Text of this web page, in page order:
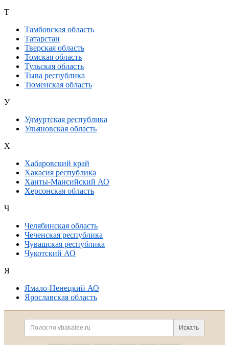
Т
Тамбовская область
Татарстан
Тверская область
Томская область
Тульская область
Тыва республика
Тюменская область
У
Удмуртская республика
Ульяновская область
Х
Хабаровский край
Хакасия республика
Ханты-Мансийский АО
Херсонская область
Ч
Челябинская область
Чеченская республика
Чувашская республика
Чукотский АО
Я
Ямало-Ненецкий АО
Ярославская область
Дополнительная информация
Поиск по сайту и
Искать